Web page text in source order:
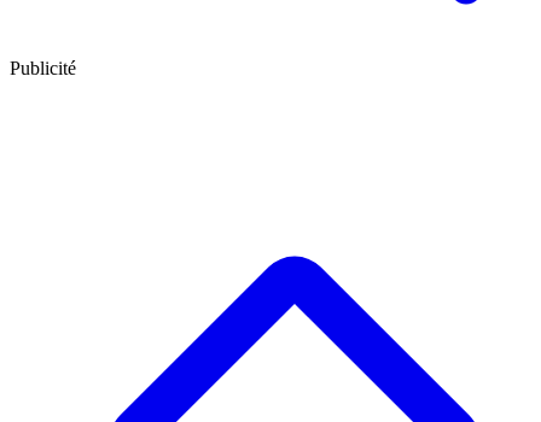
Publicité